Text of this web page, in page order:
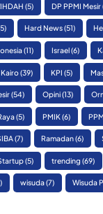
(5) DP PPMI Mesir
Hard News(51)
(11) Israel(6)
Kairo(39) KPI (5)
(54) Opini(13)
(5) PMIK(6)
(7) Ramadan(6)
(5) trending (69)
wisuda(7) Wisuda